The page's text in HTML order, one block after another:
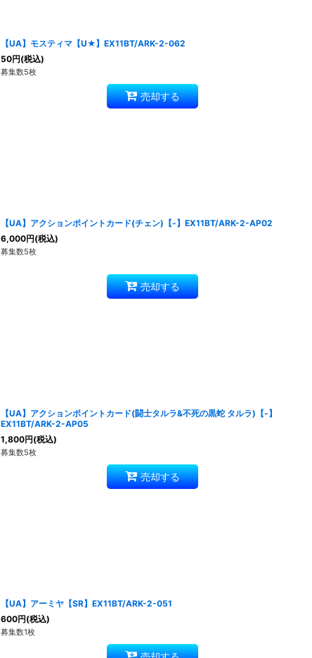
【UA】モスティマ【U★】EX11BT/ARK-2-062
50円(税込)
募集数5枚
売却する
【UA】アクションポイントカード(チェン)【-】EX11BT/ARK-2-AP02
6,000円(税込)
募集数5枚
売却する
【UA】アクションポイントカード(闘士タルラ&不死の黒蛇 タルラ)【-】
EX11BT/ARK-2-AP05
1,800円(税込)
募集数5枚
売却する
【UA】アーミヤ【SR】EX11BT/ARK-2-051
600円(税込)
募集数1枚